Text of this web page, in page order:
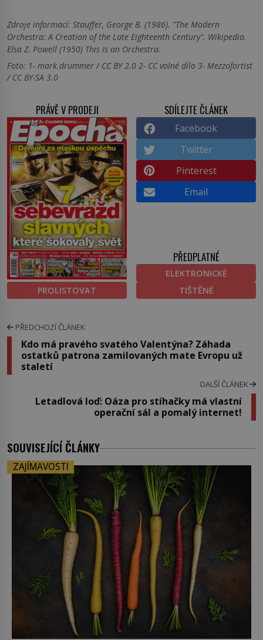
Zdroje informací: Stauffer, George B. (1986). "The Modern
Orchestra: A Creation of the Late Eighteenth Century". Wikipedia.
Elsa Z. Powell (1950) This Is an Orchestra.
Foto: 1- mark.drummer / CC BY 2.0 2- CC volné dílo 3- Mezzofortist
/ CC BY-SA 3.0
PRÁVĚ V PRODEJI
PROLISTOVAT
SDÍLEJTE ČLÁNEK
Facebook
Twitter
Pinterest
Email
PŘEDPLATNÉ
ELEKTRONICKÉ
TIŠTĚNÉ
PŘEDCHOZÍ ČLÁNEK
Kdo má pravého svatého Valentýna? Záhada
ostatků patrona zamilovaných mate Evropu už
staletí
DALŠÍ ČLÁNEK
Letadlová loď: Oáza pro stíhačky má vlastní
operační sál a pomalý internet!
SOUVISEJÍCÍ ČLÁNKY
ZAJÍMAVOSTI